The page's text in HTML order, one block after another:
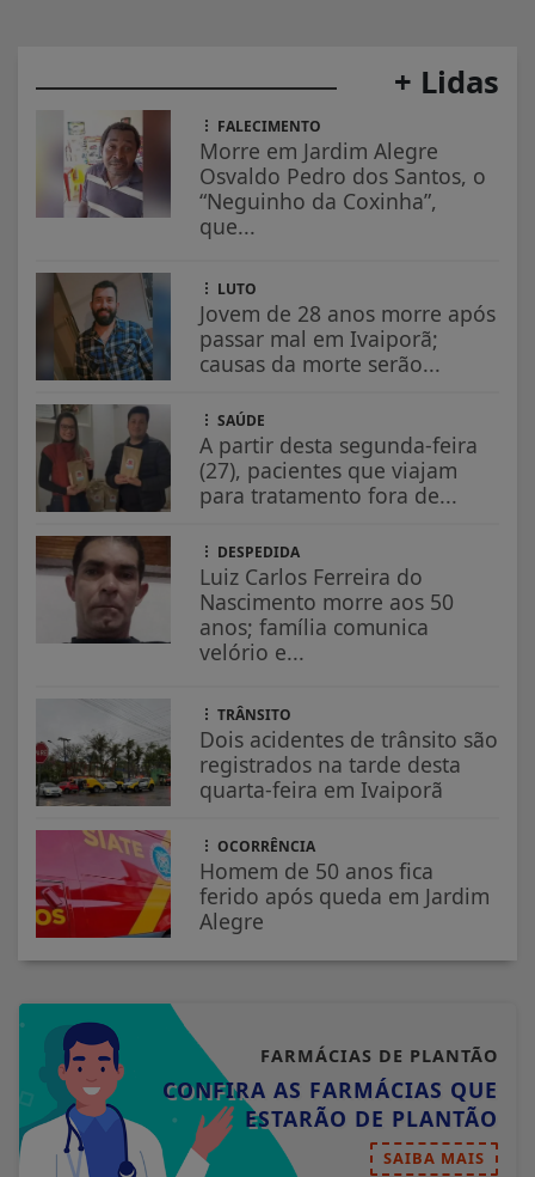
+ Lidas
FALECIMENTO
Morre em Jardim Alegre
Osvaldo Pedro dos Santos, o
“Neguinho da Coxinha”,
que...
LUTO
Jovem de 28 anos morre após
passar mal em Ivaiporã;
causas da morte serão...
SAÚDE
A partir desta segunda-feira
(27), pacientes que viajam
para tratamento fora de...
DESPEDIDA
Luiz Carlos Ferreira do
Nascimento morre aos 50
anos; família comunica
velório e...
TRÂNSITO
Dois acidentes de trânsito são
registrados na tarde desta
quarta-feira em Ivaiporã
OCORRÊNCIA
Homem de 50 anos fica
ferido após queda em Jardim
Alegre
FARMÁCIAS DE PLANTÃO
CONFIRA AS FARMÁCIAS QUE
ESTARÃO DE PLANTÃO
SAIBA MAIS